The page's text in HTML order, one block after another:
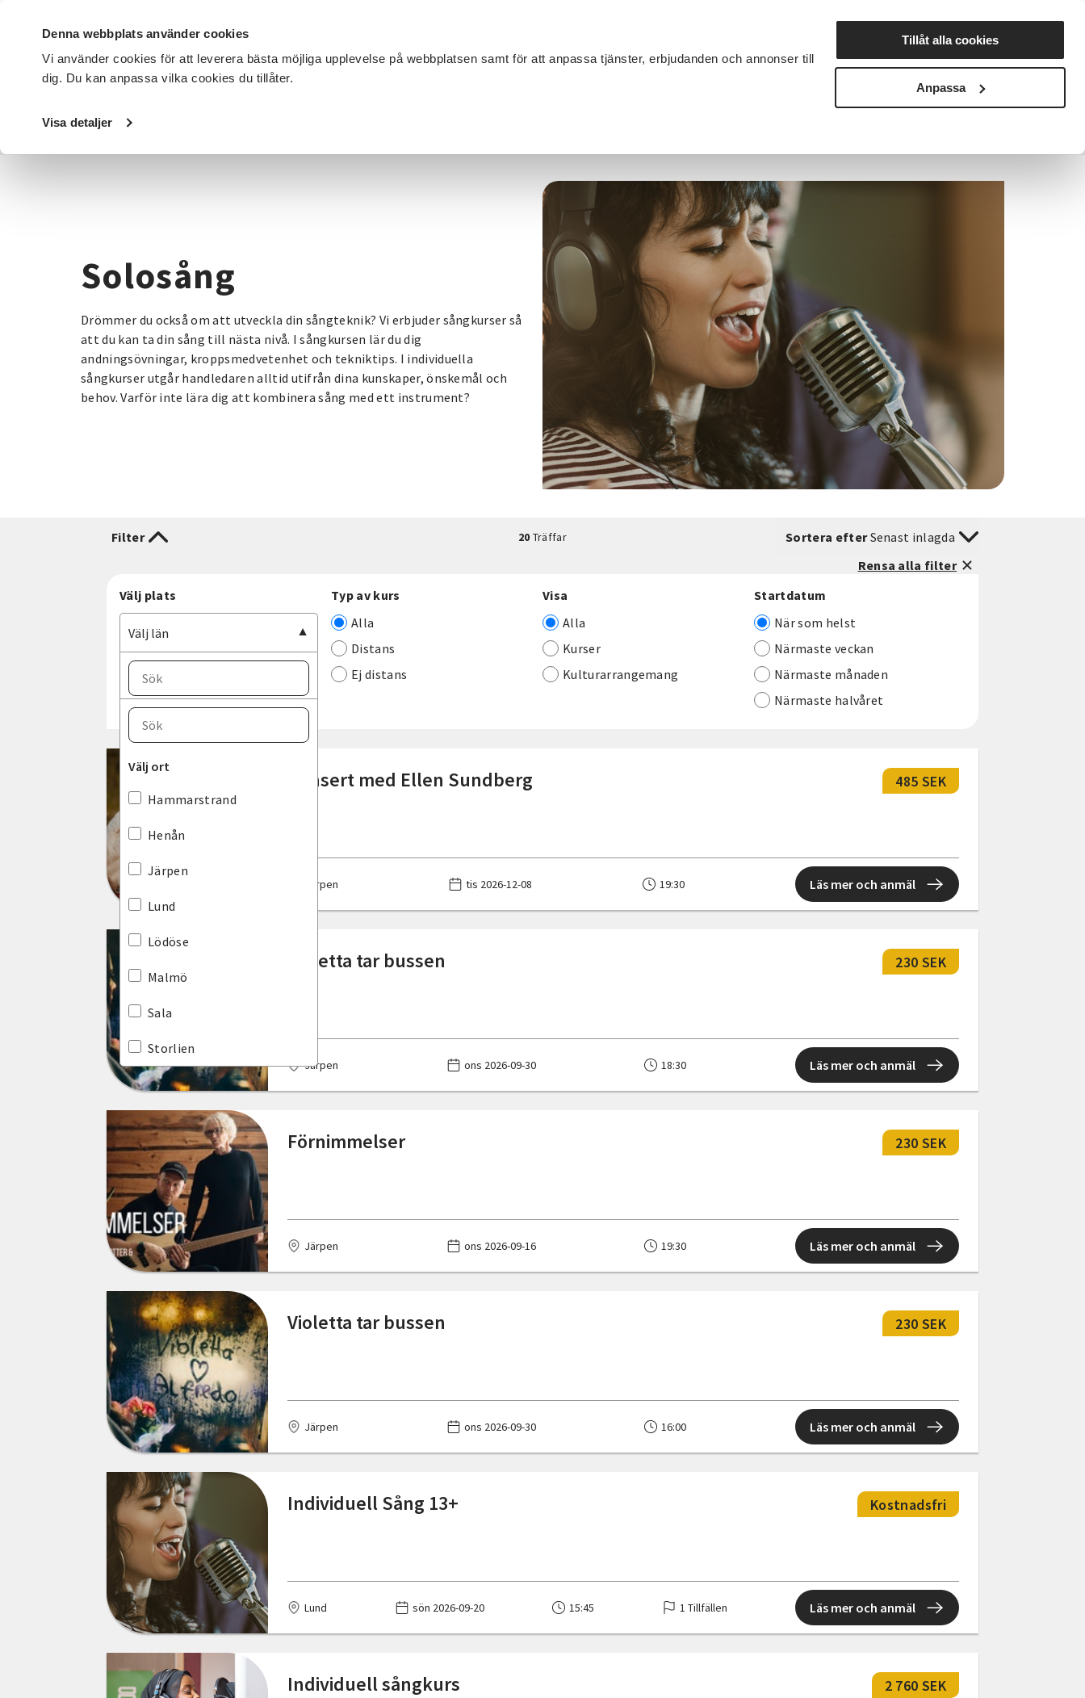
Denna webbplats använder cookies
Vi använder cookies för att leverera bästa möjliga upplevelse på webbplatsen samt för att anpassa tjänster, erbjudanden och annonser till
dig. Du kan anpassa vilka cookies du tillåter.
Visa detaljer
Tillåt alla cookies
Anpassa
DET HÄR GÖR VI FÖR DIG SOM SÖK KURSER OCH EVENEMANG Nyheter Avdelningar
Startsida / Kurser och evenemang
Solosång
Drömmer du också om att utveckla din sångteknik? Vi erbjuder sångkurser så
att du kan ta din sång till nästa nivå. I sångkursen lär du dig
andningsövningar, kroppsmedvetenhet och tekniktips. I individuella
sångkurser utgår handledaren alltid utifrån dina kunskaper, önskemål och
behov. Varför inte lära dig att kombinera sång med ett instrument?
Filter 20 Träffar Sortera efterSenast inlagda
Rensa alla filter
Välj plats
Välj län
Välj län
Norrbottens län
Skåne län
Stockholms län
Södermanlands län
Uppsala län
Värmlands län
Västernorrlands län
Västmanlands län
Västra Götalands län
Örebro län
Välj ort
Välj ort
Hammarstrand
Henån
Järpen
Lund
Lödöse
Malmö
Sala
Storlien
Typ av kurs
Alla
Distans
Ej distans
Visa
Alla
Kurser
Kulturarrangemang
Startdatum
När som helst
Närmaste veckan
Närmaste månaden
Närmaste halvåret
Konsert med Ellen Sundberg 485 SEK
Järpen tis 2026-12-08 19:30 Läs mer och anmäl
Violetta tar bussen 230 SEK
Järpen ons 2026-09-30 18:30 Läs mer och anmäl
Förnimmelser 230 SEK
Järpen ons 2026-09-16 19:30 Läs mer och anmäl
Violetta tar bussen 230 SEK
Järpen ons 2026-09-30 16:00 Läs mer och anmäl
Individuell Sång 13+ Kostnadsfri
Lund sön 2026-09-20 15:45 1 Tillfällen Läs mer och anmäl
Individuell sångkurs 2 760 SEK